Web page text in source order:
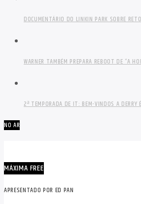
DOCUMENTÁRIO DO LINKIN PARK SOBRE
WARNER TAMBÉM PREPARA REBOOT DE “A
2ª TEMPORADA DE IT: BEM-VINDOS A DERRY
NO AR
MÁXIMA FREE
APRESENTADO POR ED PAN